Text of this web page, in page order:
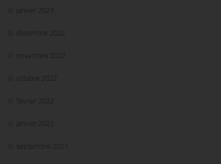
janvier 2023
décembre 2022
novembre 2022
octobre 2022
février 2022
janvier 2022
septembre 2021